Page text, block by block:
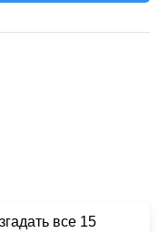
все 15